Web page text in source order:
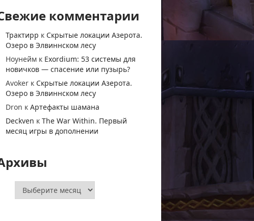
комментарии
Трактирр к Скрытые локации Азерота.
Озеро в Элвиннском лесу
Ноунейм к Exordium: 53 системы для
новичков — спасение или пузырь?
Avoker к Скрытые локации Азерота.
Озеро в Элвиннском лесу
Dron кАртефакты шамана
Deckven кThe War Within. Первый
месяц игры в дополнении
Архивы